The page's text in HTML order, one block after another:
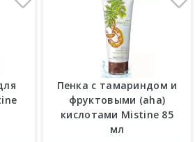
Пенка с тамариндом и
фруктовыми (aha)
кислотами Mistine 85
мл